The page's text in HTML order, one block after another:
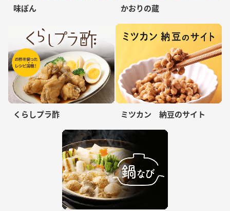
味ぽん かおりの蔵
くらしプラ酢 ミツカン 納豆のサイト